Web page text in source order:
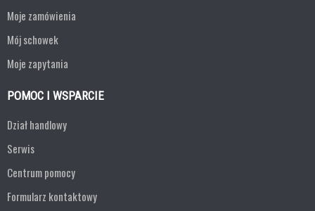
Moje zamówienia
Mój schowek
Moje zapytania
POMOC I WSPARCIE
Dział handlowy
Serwis
Centrum pomocy
Formularz kontaktowy